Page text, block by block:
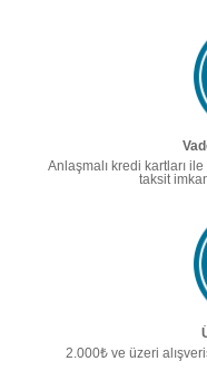
Anlaşmalı kredi kartları
taksit
2.000₺ ve üzeri